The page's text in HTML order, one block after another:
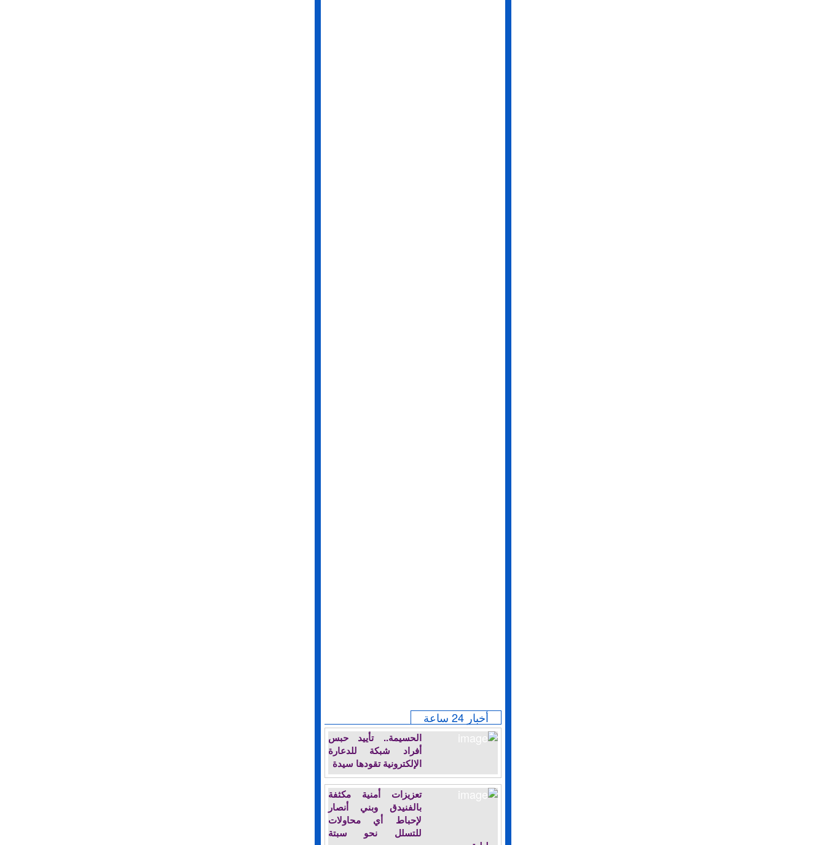
أخبار 24 ساعة
الحسيمة.. تأييد حبس
أفراد شبكة للدعارة
الإلكترونية تقودها سيدة
تعزيزات أمنية مكثفة
بالفنيدق وبني أنصار
لإحباط أي محاولات
للتسلل نحو سبتة